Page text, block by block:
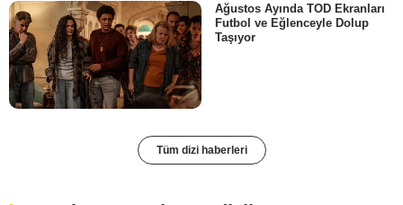
Ağustos Ayında TOD Ekranları
Futbol ve Eğlenceyle Dolup
Taşıyor
Tüm dizi haberleri